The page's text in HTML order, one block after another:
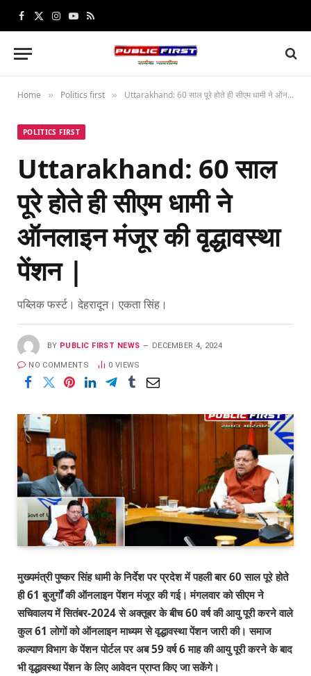
Facebook
X
Instagram
YouTube
RSS
Home » Politics first » Uttarakhand: 60 साल पूरे होते ही सीएम धामी ने ऑनलाइन मंजूर की वृद्धावस्था पेंशन |
POLITICS FIRST
Uttarakhand: 60 साल
पूरे होते ही सीएम धामी ने
ऑनलाइन मंजूर की वृद्धावस्था
पेंशन |
पब्लिक फर्स्ट। देहरादून। एकता सिंह।
BY PUBLIC FIRST NEWS DECEMBER 4, 2024
NO COMMENTS 0 VIEWS
मुख्यमंत्री पुष्कर सिंह धामी के निर्देश पर प्रदेश में पहली बार60साल पूरे होते
ही61 बुजुर्गों की ऑनलाइन पेंशन मंजूर की गई। मंगलवार को सीएम ने
सचिवालय में सितंबर-2024से अक्तूबर के बीच60वर्ष की आयु पूरी करने वाले
कुल61 लोगों को ऑनलाइन माध्यम से वृद्धावस्था पेंशन जारी की। समाज
कल्याण विभाग के पेंशन पोर्टल पर अब59वर्ष6माह की आयु पूरी करने के बाद
भी वृद्धावस्था पेंशन के लिए आवेदन प्राप्त किए जा सकेंगे।